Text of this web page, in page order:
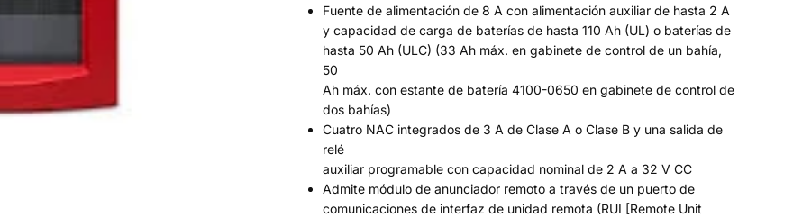
Fuente de alimentación de 8 A con alimentación auxiliar de hasta 2 A
y capacidad de carga de baterías de hasta 110 Ah (UL) o baterías de
hasta 50 Ah (ULC) (33 Ah máx. en gabinete de control de un bahía,
50
Ah máx. con estante de batería 4100-0650 en gabinete de control de
dos bahías)
Cuatro NAC integrados de 3 A de Clase A o Clase B y una salida de
relé
auxiliar programable con capacidad nominal de 2 A a 32 V CC
Admite módulo de anunciador remoto a través de un puerto de
comunicaciones de interfaz de unidad remota (RUI [Remote Unit